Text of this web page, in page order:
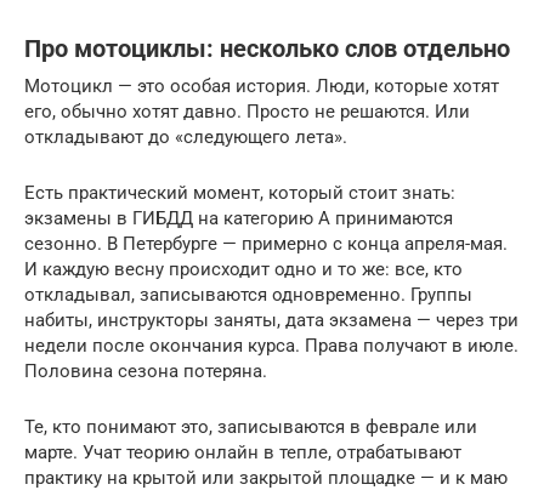
Про мотоциклы: несколько слов отдельно
Мотоцикл — это особая история. Люди, которые хотят
его, обычно хотят давно. Просто не решаются. Или
откладывают до «следующего лета».
Есть практический момент, который стоит знать:
экзамены в ГИБДД на категорию А принимаются
сезонно. В Петербурге — примерно с конца апреля-мая.
И каждую весну происходит одно и то же: все, кто
откладывал, записываются одновременно. Группы
набиты, инструкторы заняты, дата экзамена — через три
недели после окончания курса. Права получают в июле.
Половина сезона потеряна.
Те, кто понимают это, записываются в феврале или
марте. Учат теорию онлайн в тепле, отрабатывают
практику на крытой или закрытой площадке — и к маю